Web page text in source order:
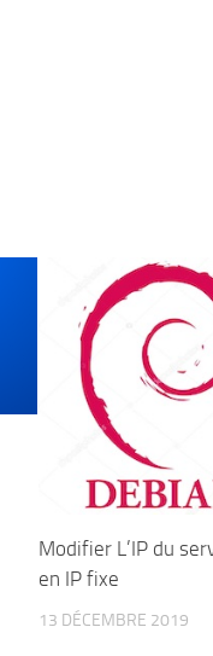
Modifier L’IP du
en IP fixe
13 DÉCEMBRE 2019